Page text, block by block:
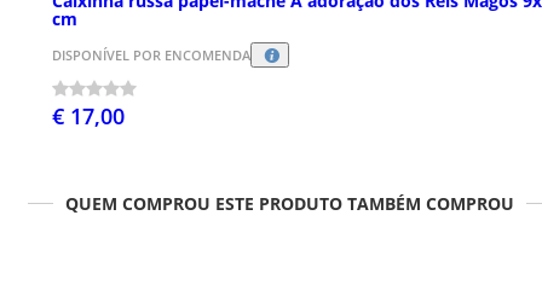
cm
DISPONÍVEL POR ENCOMENDA
€ 17,00
QUEM COMPROU ESTE PRODUTO TAMBÉM COMPROU